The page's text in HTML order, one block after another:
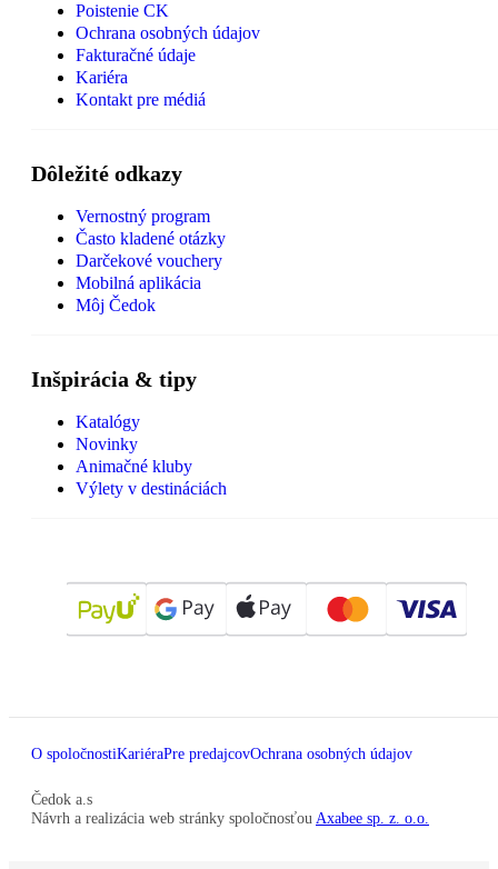
Poistenie CK
Ochrana osobných údajov
Fakturačné údaje
Kariéra
Kontakt pre médiá
Dôležité odkazy
Vernostný program
Často kladené otázky
Darčekové vouchery
Mobilná aplikácia
Môj Čedok
Inšpirácia & tipy
Katalógy
Novinky
Animačné kluby
Výlety v destináciách
O spoločnostiKariéraPre predajcovOchrana osobných údajov
Čedok a.s
Návrh a realizácia web stránky spoločnosťou Axabee sp. z. o.o.